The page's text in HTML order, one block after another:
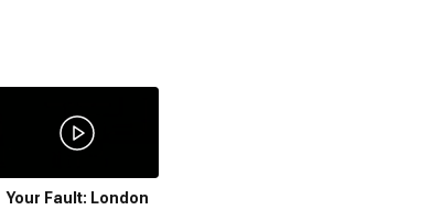
Your Fault: London